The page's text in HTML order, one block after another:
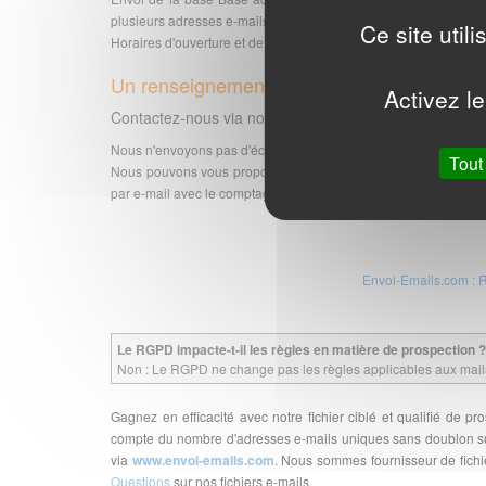
plusieurs adresses e-mails pour la même entreprise.
Horaires d'ouverture et de traitement de votre commande : du
Un renseignement ? Des questions ?
Contactez-nous via notre
Nous n'envoyons pas d'échantillon de bases.
Nous pouvons vous proposer l'achat d'une sélection du
par e-mail avec le comptage et devis correspondant.
Envoi-Emails.com :
Le RGPD impacte-t-il les règles en matière de prospection ?
Non : Le RGPD ne change pas les règles applicables aux
Gagnez en efficacité avec notre fichier ciblé et qualifié de
compte du nombre d'adresses e-mails uniques sans doublon
via www.envoi-emails.com. Nous sommes fournisseur de
Questionssur nos fichiers e-mails.
Ce site
Activez